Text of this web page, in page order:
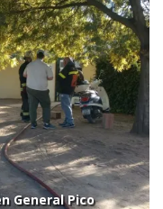
General Pico